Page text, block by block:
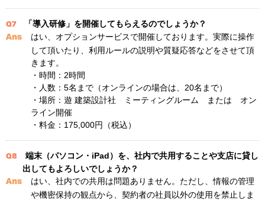
Q7
「導入研修」を開催してもらえるのでしょうか？
Ans
はい、オプションサービスで開催しております。実際に操作
して頂いたり、利用ルールの説明や質疑応答などをさせて頂
きます。
・時間：2時間
・人数：5名まで（オンラインの場合は、20名まで）
・場所：遊 建築設計社 ミーティングルーム または オン
ライン開催
・料金：175,000円（税込）
Q8
端末（パソコン・iPad）を、社内で共用することや支店に貸し
出してもよろしいでしょうか？
Ans
はい、社内での共用は問題ありません。ただし、情報の管理
や機密保持の観点から、契約者の社員以外の使用を禁止しま